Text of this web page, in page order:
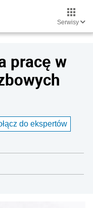
Serwisy
pracę w
do ekspertów